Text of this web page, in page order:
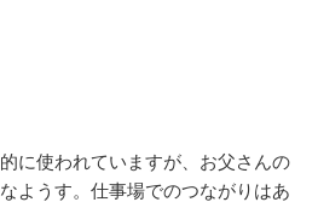
に使われていますが、お父さんの
ようす。仕事場でのつながりはあ